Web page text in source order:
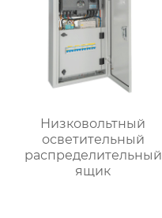
Низковольтный
осветительный
распределительный
ящик